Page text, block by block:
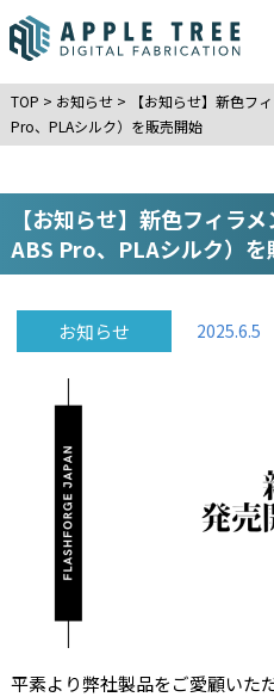
TOP > お知らせ>
【お知らせ】新色フ
Pro、PLAシルク）を販売開始
【お知らせ】新色フィラ
ABS Pro、PLAシルク）を
お知らせ 2025.6.5
平素より弊社製品をご愛顧いた